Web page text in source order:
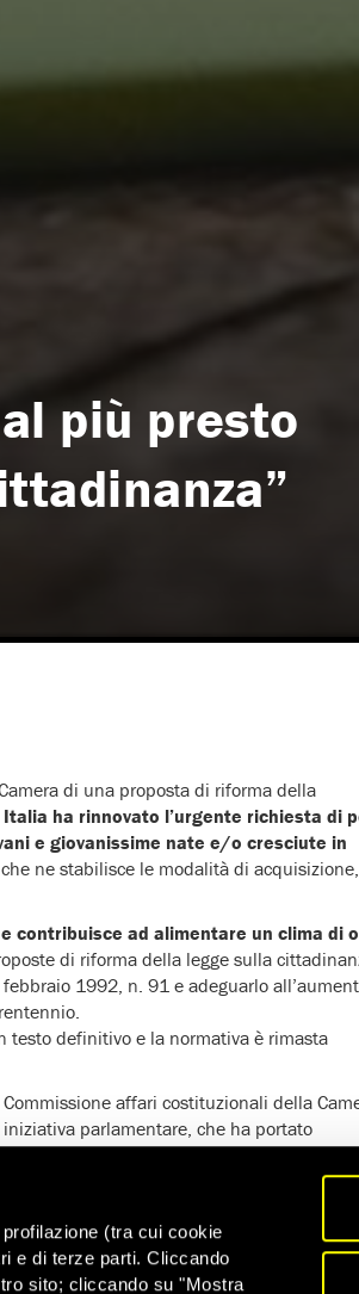
(tra cui cookie
e di terze parti. Cliccando
sito; cliccando su "Mostra
più presto
di una proposta di riforma della
ha rinnovato l’urgente richiesta di
e giovanissime nate e/o cresciute in
ne stabilisce le modalità di acquisizione,
contribuisce ad alimentare un clima di
di riforma della legge sulla
1992, n. 91 e adeguarlo
testo definitivo e la normativa è rimasta
affari costituzionali della
parlamentare, che ha portato
di partenza per la riforma.
le persone straniere nate in Italia o che
cittadinanza sulla base di una